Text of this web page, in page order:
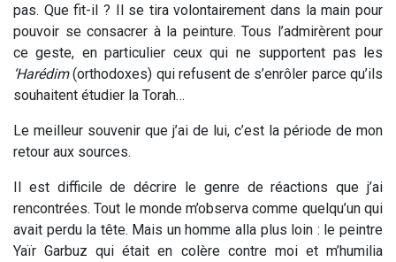
pas. Que fit-il ? Il se tira volontairement dans la main pour
pouvoir se consacrer à la peinture. Tous l’admirèrent pour
ce geste, en particulier ceux qui ne supportent pas les
‘Harédim(orthodoxes) qui refusent de s’enrôler parce qu’ils
souhaitent étudier la Torah…
Le meilleur souvenir que j’ai de lui, c’est la période de mon
retour aux sources.
Il est difficile de décrire le genre de réactions que j’ai
rencontrées. Tout le monde m’observa comme quelqu’un qui
avait perdu la tête. Mais un homme alla plus loin : le peintre
Yaïr Garbuz qui était en colère contre moi et m’humilia